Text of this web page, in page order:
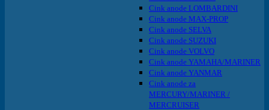
Cink anode LOMBARDINI
Cink anode MAX-PROP
Cink anode SELVA
Cink anode SUZUKI
Cink anode VOLVO
Cink anode YAMAHA/MARINER
Cink anode YANMAR
Cink anode za
MERCURY/MARINER /
MERCRUISER